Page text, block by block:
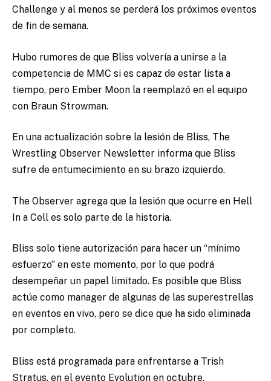
Challenge y al menos se perderá los próximos eventos
de fin de semana.
Hubo rumores de que Bliss volvería a unirse a la
competencia de MMC si es capaz de estar lista a
tiempo, pero Ember Moon la reemplazó en el equipo
con Braun Strowman.
En una actualización sobre la lesión de Bliss, The
Wrestling Observer Newsletter informa que Bliss
sufre de entumecimiento en su brazo izquierdo.
The Observer agrega que la lesión que ocurre en Hell
In a Cell es solo parte de la historia.
Bliss solo tiene autorización para hacer un “mínimo
esfuerzo” en este momento, por lo que podrá
desempeñar un papel limitado. Es posible que Bliss
actúe como manager de algunas de las superestrellas
en eventos en vivo, pero se dice que ha sido eliminada
por completo.
Bliss está programada para enfrentarse a Trish
Stratus, en el evento Evolution en octubre.